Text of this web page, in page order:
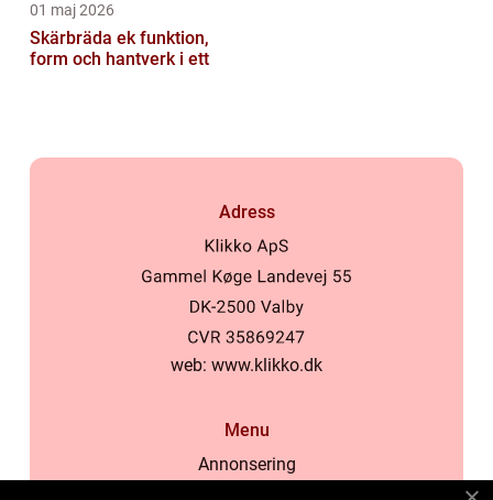
01 maj 2026
Skärbräda ek funktion,
form och hantverk i ett
Adress
web: www.klikko.dk
Menu
Annonsering